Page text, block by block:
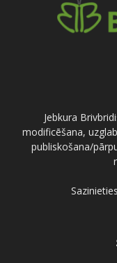
Jebkura
modificēšana,
publiskošana/